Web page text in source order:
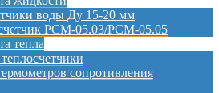
воды Ду 15-20 мм
РСМ-05.03/РСМ-05.05
тепла
сопротивления